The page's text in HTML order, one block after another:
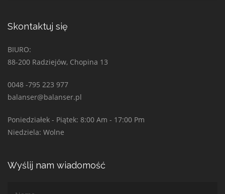
Skontaktuj się
BIURO:
88-200 Radziejów, Chopina 13
0048 -795 223 977
balanser@balanser.pl
Poniedziałek - Piątek: 8:00 Am - 17:00 Pm
Niedziela: Wolne
Wyślij nam wiadomość